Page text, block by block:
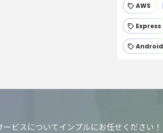
AWS
Express
Android
ビスについてインプルにお任せください！